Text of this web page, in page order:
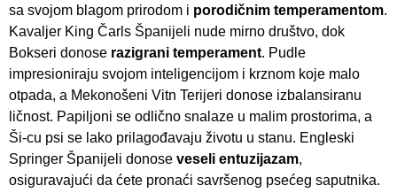
sa svojom blagom prirodom i porodičnim temperamentom.
Kavaljer King Čarls Španijeli nude mirno društvo, dok
Bokseri donose razigrani temperament. Pudle
impresioniraju svojom inteligencijom i krznom koje malo
otpada, a Mekonošeni Vitn Terijeri donose izbalansiranu
ličnost. Papiljoni se odlično snalaze u malim prostorima, a
Ši-cu psi se lako prilagođavaju životu u stanu. Engleski
Springer Španijeli donose veseli entuzijazam,
osiguravajući da ćete pronaći savršenog psećeg saputnika.